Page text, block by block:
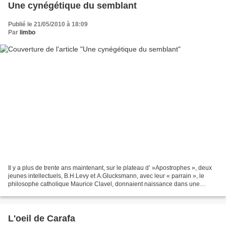
Une cynégétique du semblant
Publié le 21/05/2010 à 18:09
Par limbo
Il y a plus de trente ans maintenant, sur le plateau d’ »Apostrophes », deux
jeunes intellectuels, B.H.Levy et A.Glucksmann, avec leur « parrain », le
philosophe catholique Maurice Clavel, donnaient naissance dans une
L'oeil de Carafa